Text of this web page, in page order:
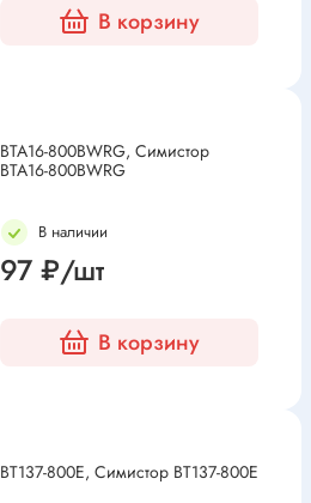
В корзину
BTA16-800BWRG, Симистор
BTA16-800BWRG
В наличии
97 ₽/шт
В корзину
BT137-800E, Симистор BT137-800E